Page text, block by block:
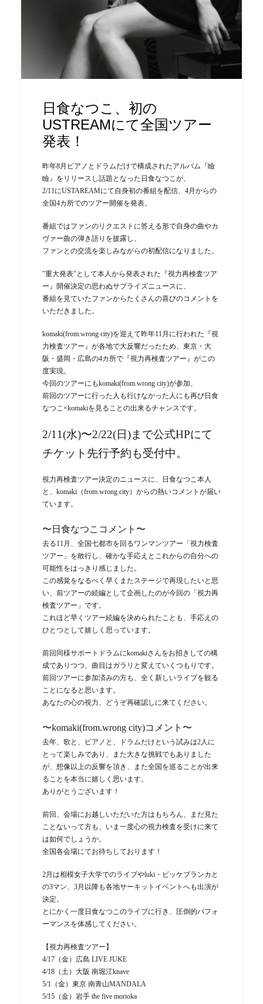
日食なつこ、初の
USTREAMにて全国ツアー
発表！
昨年8月ピアノとドラムだけで構成されたアルバム『瞼
瞼』をリリースし話題となった日食なつこが、
2/11にUSTAREAMにて自身初の番組を配信、4月からの
全国4カ所でのツアー開催を発表。
番組ではファンのリクエストに答える形で自身の曲やカ
ヴァー曲の弾き語りを披露し、
ファンとの交流を楽しみながらの初配信になりました。
"重大発表"として本人から発表された『視力再検査ツア
ー』開催決定の思わぬサプライズニュースに、
番組を見ていたファンからたくさんの喜びのコメントを
いただきました。
komaki(from.wrong city)を迎えて昨年11月に行われた『視
力検査ツアー』が各地で大反響だったため、東京・大
阪・盛岡・広島の4カ所で『視力再検査ツアー』がこの
度実現。
今回のツアーにもkomaki(from.wrong city)が参加、
前回のツアーに行った人も行けなかった人にも再び日食
なつこ×komakiを見ることの出来るチャンスです。
2/11(水)〜2/22(日)まで公式HPにて
チケット先行予約も受付中。
視力再検査ツアー決定のニュースに、日食なつこ本人
と、komaki（from.wrong city）からの熱いコメントが届い
ています。
〜日食なつこコメント〜
去る11月、全国七都市を回るワンマンツアー「視力検査
ツアー」を敢行し、確かな手応えとこれからの自分への
可能性をはっきり感じました。
この感覚をなるべく早くまたステージで再現したいと思
い、前ツアーの続編として企画したのが今回の「視力再
検査ツアー」です。
これほど早くツアー続編を決められたことも、手応えの
ひとつとして嬉しく思っています。
前回同様サポートドラムにkomakiさんをお招きしての構
成でありつつ、曲目はガラリと変えていくつもりです。
前回ツアーに参加済みの方も、全く新しいライブを観る
ことになると思います。
あなたの心の視力、どうぞ再確認しに来てください。
〜komaki(from.wrong city)コメント〜
去年、歌と、ピアノと、ドラムだけという試みは2人に
とって楽しみであり、また大きな挑戦でもありました
が、想像以上の反響を頂き、また全国を巡ることが出来
ることを本当に嬉しく思います。
ありがとうございます！
前回、会場にお越しいただいた方はもちろん、まだ見た
ことないって方も、いま一度心の視力検査を受けに来て
は如何でしょうか。
全国各会場にてお待ちしております！
2月は相模女子大学でのライブやluki・ビッケブランカと
の3マン、3月以降も各地サーキットイベントへも出演が
決定。
とにかく一度日食なつこのライブに行き、圧倒的パフォ
ーマンスを体感してください。
【視力再検査ツアー】
4/17（金）広島 LIVE JUKE
4/18（土）大阪 南堀江knave
5/1（金）東京 南青山MANDALA
5/15（金）岩手 the five morioka